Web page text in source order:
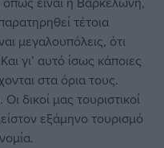
τέτοια
μεγαλουπόλεις, ότι
γι’ αυτό ίσως κάποιες
στα όρια τους.
δικοί μας τουριστικοί
εξάμηνο τουρισμό